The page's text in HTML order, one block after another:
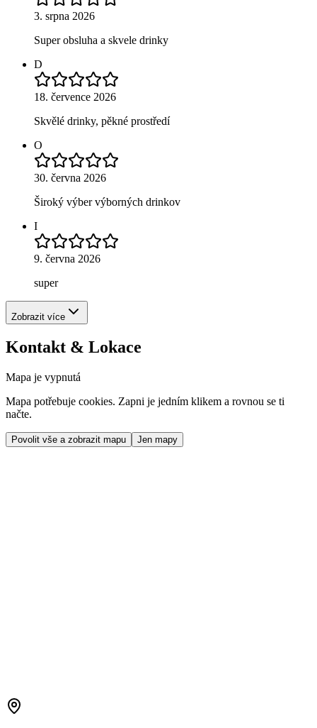
3. srpna 2026
Super obsluha a skvele drinky
D
18. července 2026
Skvělé drinky, pěkné prostředí
O
30. června 2026
Široký výber výborných drinkov
I
9. června 2026
super
Zobrazit více
Kontakt & Lokace
Mapa je vypnutá
Mapa potřebuje cookies. Zapni je jedním klikem a rovnou se ti
načte.
Povolit vše a zobrazit mapu Jen mapy